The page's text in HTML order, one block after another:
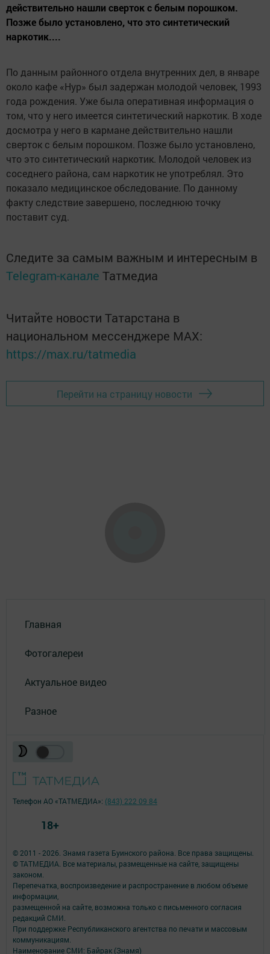
действительно нашли сверток с белым порошком.
Позже было установлено, что это синтетический
наркотик....
По данным районного отдела внутренних дел, в январе
около кафе «Нур» был задержан молодой человек, 1993
года рождения. Уже была оперативная информация о
том, что у него имеется синтетический наркотик. В ходе
досмотра у него в кармане действительно нашли
сверток с белым порошком. Позже было установлено,
что это синтетический наркотик. Молодой человек из
соседнего района, сам наркотик не употреблял. Это
показало медицинское обследование. По данному
факту следствие завершено, последнюю точку
поставит суд.
Следите за самым важным и интересным в
Telegram-канале Татмедиа
Читайте новости Татарстана в
национальном мессенджере MАХ:
https://max.ru/tatmedia
Перейти на страницу новости
Главная
Фотогалереи
Актуальное видео
Разное
© 2011 - 2026. Знамя газета Буинского района. Все права защищены.
© ТАТМЕДИА. Все материалы, размещенные на сайте, защищены
законом.
Перепечатка, воспроизведение и распространение в любом объеме
информации,
размещенной на сайте, возможна только с письменного согласия
редакций СМИ.
При поддержке Республиканского агентства по печати и массовым
коммуникациям.
Наименование СМИ: Байрак (Знамя)
Телефон АО «ТАТМЕДИА»: (843) 222 09 84
18+